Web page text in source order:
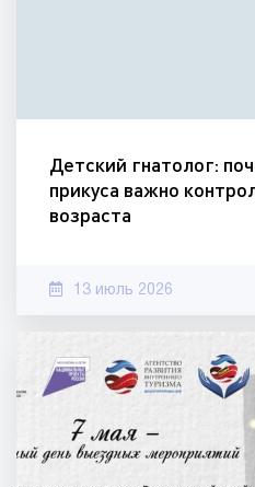
Детский гнатолог:
прикуса важно
возраста
13 июль 2026